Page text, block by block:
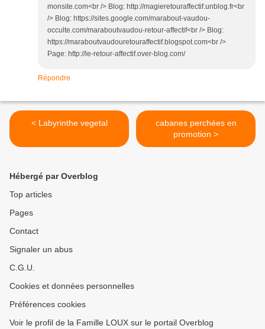
monsite.com<br /> Blog: http://magieretouraffectif.unblog.fr<br
/> Blog: https://sites.google.com/marabout-vaudou-
occulte.com/maraboutvaudou-retour-affectif<br /> Blog:
https://maraboutvaudouretouraffectif.blogspot.com<br />
Page: http://le-retour-affectif.over-blog.com/
Répondre
< Labyrinthe vegetal
cabanes perchées en
promotion >
Hébergé par Overblog
Top articles
Pages
Contact
Signaler un abus
C.G.U.
Cookies et données personnelles
Préférences cookies
Voir le profil de la Famille LOUX sur le portail Overblog